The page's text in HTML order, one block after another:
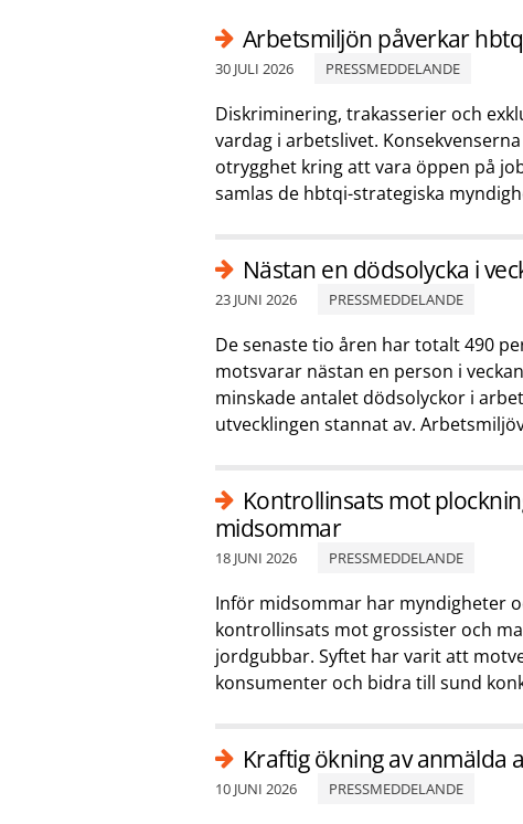
Arbetsmiljön påverkar
30 JULI 2026 PRESSMEDDELANDE
Diskriminering, trakasserier och
vardag i arbetslivet.
otrygghet kring att vara öppen på
samlas de hbtqi-strategiska
Nästan en dödsolycka i
23 JUNI 2026 PRESSMEDDELANDE
De senaste tio åren har totalt 490
motsvarar nästan en person i
minskade antalet dödsolyckor i
utvecklingen stannat av.
Kontrollinsats mot
midsommar
18 JUNI 2026 PRESSMEDDELANDE
Inför midsommar har myndigheter
kontrollinsats mot grossister och
jordgubbar. Syftet har varit att
konsumenter och bidra till sund
Kraftig ökning av anmälda
10 JUNI 2026 PRESSMEDDELANDE